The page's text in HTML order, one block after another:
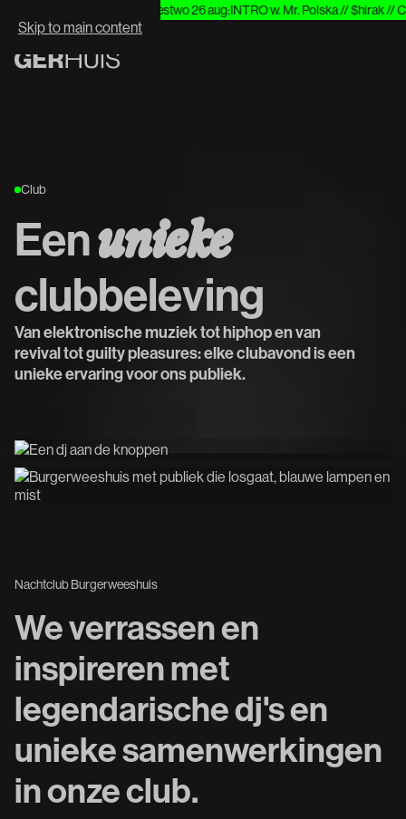
Skip to main content
Heavy//Hitter & Special Guestwo 26 aug:INTRO w. Mr. Polska // $hirak //
Club
Eenunieke
clubbeleving
Van elektronische muziek tot hiphop en van
revival tot guilty pleasures: elke clubavond is een
unieke ervaring voor ons publiek.
Nachtclub Burgerweeshuis
We verrassen en
inspireren met
legendarische dj's en
unieke samenwerkingen
in onze club.